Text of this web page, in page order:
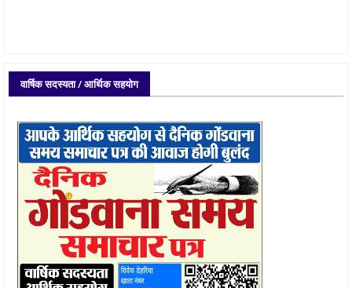
वार्षिक सदस्यता / आर्थिक सहयोग